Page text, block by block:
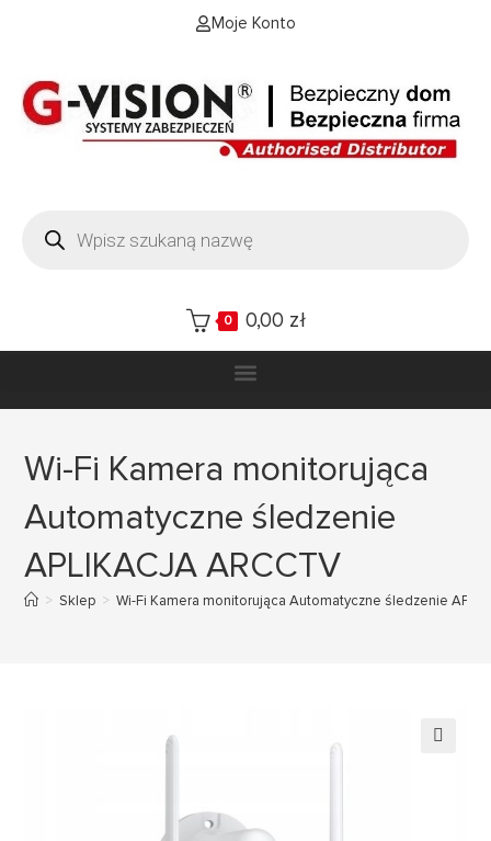
Moje Konto
0 0,00 zł
Wi-Fi Kamera monitorująca
Automatyczne śledzenie
APLIKACJA ARCCTV
> Sklep > Wi-Fi Kamera monitorująca Automatyczne śledzenie